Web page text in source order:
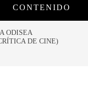
CONTENIDO